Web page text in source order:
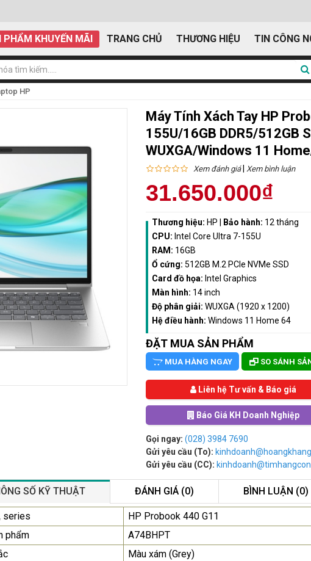
PHẨM KHUYẾN MÃI TRANG CHỦ THƯƠNG HIỆU TIN CÔNG
HP
Máy Tính Xách Tay HP
155U/16GB DDR5/512GB
WUXGA/Windows 11
Xem đánh giá| Xem bình luận
31.650.000₫
Thương hiệu: HP Bảo hành: 12 tháng
CPU: Intel Core Ultra 7-155U
RAM: 16GB
Ổ cứng: 512GB M.2 PCle NVMe SSD
Card đồ họa: Intel Graphics
Màn hình: 14 inch
Độ phân giải: WUXGA (1920 x 1200)
Hệ điều hành: Windows 11 Home 64
ĐẶT MUA SẢN PHẨM
MUA HÀNG NGAY SO SÁNH
Liên hệ Tư vấn & Báo giá
Báo Giá KH Doanh Nghiệp
Gọi ngay: (028) 3984 7690
Gửi yêu cầu (To):
Gửi yêu cầu (CC):
Màn Hình Quảng Cáo
SAMSUNG QB55R 55 I...
để nhận báo giá tốt
SỐ KỸ THUẬT ĐÁNH GIÁ (0) BÌNH LUẬN (0)
series
HP Probook 440 G11
phẩm
A74BHPT
Màu xám (Grey)